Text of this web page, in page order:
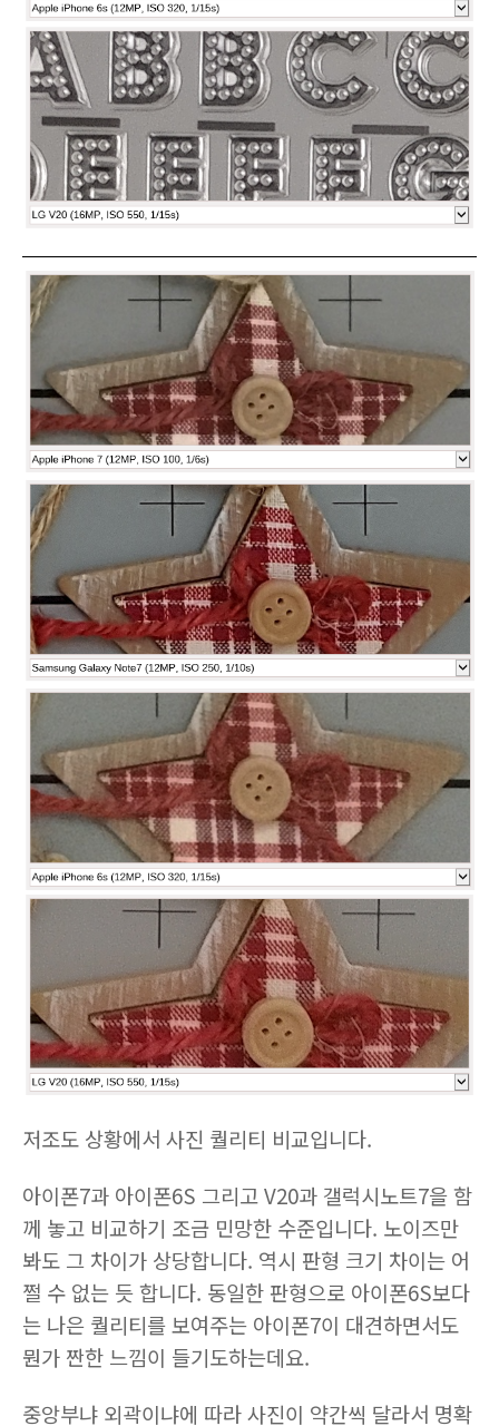
저조도 상황에서 사진 퀄리티 비교입니다.
아이폰7과 아이폰6S 그리고 V20과 갤럭시노트7을 함
께 놓고 비교하기 조금 민망한 수준입니다. 노이즈만
봐도 그 차이가 상당합니다. 역시 판형 크기 차이는 어
쩔 수 없는 듯 합니다. 동일한 판형으로 아이폰6S보다
는 나은 퀄리티를 보여주는 아이폰7이 대견하면서도
뭔가 짠한 느낌이 들기도하는데요.
중앙부냐 외곽이냐에 따라 사진이 약간씩 달라서 명확